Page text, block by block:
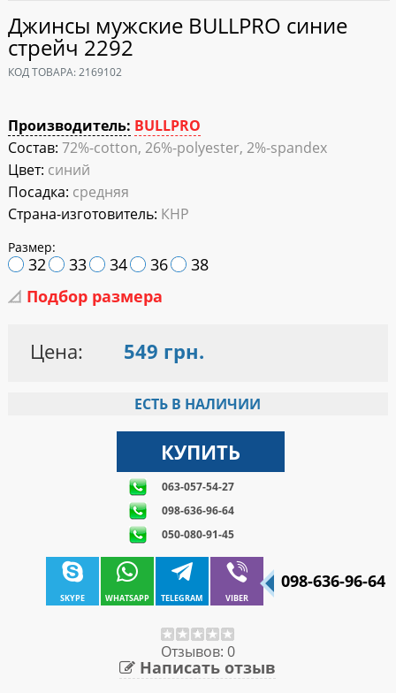
Джинсы мужские BULLPRO синие
стрейч 2292
КОД ТОВАРА:2169102
Производитель: BULLPRO
Состав: 72%-cotton, 26%-polyester, 2%-spandex
Цвет: синий
Посадка: средняя
Страна-изготовитель: КНР
Размер:
32 33 34 36
38
Подбор размера
Цена: 549 грн.
ЕСТЬ В НАЛИЧИИ
063-057-54-27
098-636-96-64
050-080-91-45
SKYPE WHATSAPP TELEGRAM VIBER
098-636-96-64
Отзывов: 0
Написать отзыв